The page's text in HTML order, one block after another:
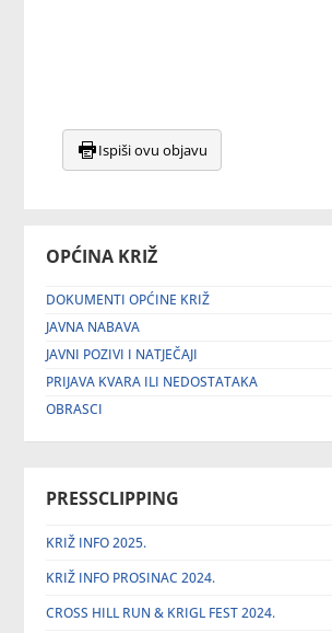
OPĆINA KRIŽ
DOKUMENTI OPĆINE KRIŽ
JAVNA NABAVA
JAVNI POZIVI I NATJEČAJI
PRIJAVA KVARA ILI NEDOSTATAKA
OBRASCI
PRESSCLIPPING
KRIŽ INFO 2025.
KRIŽ INFO PROSINAC 2024.
CROSS HILL RUN & KRIGL FEST 2024.
Ispiši ovu objavu